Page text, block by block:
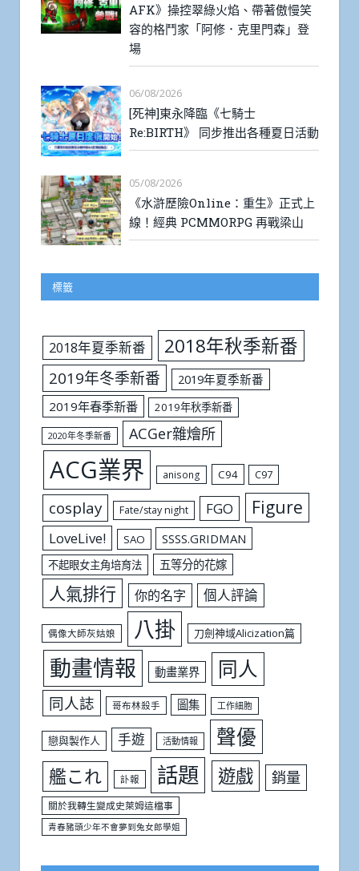
AFK》操控翠綠火焰、帶著傲慢笑
容的格鬥家「阿修．克里門森」登
場
06/08/2026
[死神]東永降臨《七騎士
Re:BIRTH》 同步推出各種夏日活動
05/08/2026
《水滸歷險Online：重生》正式上
線！經典 PCMMORPG 再戰梁山
標籤
2018年夏季新番 2018年秋季新番
2019年冬季新番
2019年夏季新番
2019年春季新番
2019年秋季新番
2020年冬季新番 ACGer雜燴所
ACG業界 anisong C94 C97
cosplay Fate/stay night FGO Figure
LoveLive! SAO SSSS.GRIDMAN
不起眼女主角培育法 五等分的花嫁
人氣排行 你的名字 個人評論
偶像大師灰姑娘 八掛 刀劍神域Alicization篇
動畫情報 動畫業界 同人
同人誌 哥布林殺手 圖集 工作細胞
戀與製作人 手遊 活動情報 聲優
艦これ 訃報 話題 遊戲 銷量
關於我轉生變成史萊姆這檔事
青春豬頭少年不會夢到兔女郎學姐